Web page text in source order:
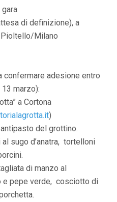
di definizione), a
Milano
confermare adesione entro
marzo):
a Cortona
)
del grottino.
sugo d’anatra, tortelloni
di manzo al
e pepe verde, cosciotto di